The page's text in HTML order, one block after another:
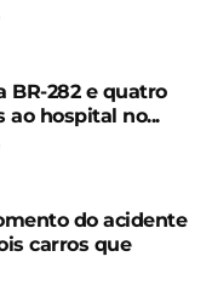
BR-282 e quatro
ao hospital no...
do acidente
carros que